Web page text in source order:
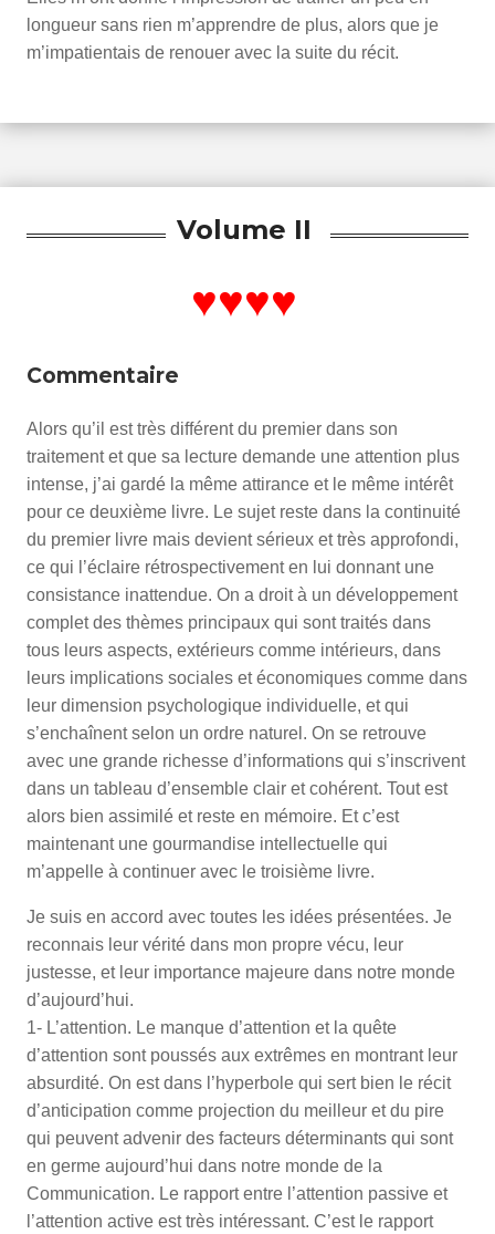
longueur sans rien m’apprendre de plus, alors que je
m’impatientais de renouer avec la suite du récit.
Volume II
♥♥♥♥
Commentaire
Alors qu’il est très différent du premier dans son
traitement et que sa lecture demande une attention plus
intense, j’ai gardé la même attirance et le même intérêt
pour ce deuxième livre. Le sujet reste dans la continuité
du premier livre mais devient sérieux et très approfondi,
ce qui l’éclaire rétrospectivement en lui donnant une
consistance inattendue. On a droit à un développement
complet des thèmes principaux qui sont traités dans
tous leurs aspects, extérieurs comme intérieurs, dans
leurs implications sociales et économiques comme dans
leur dimension psychologique individuelle, et qui
s’enchaînent selon un ordre naturel. On se retrouve
avec une grande richesse d’informations qui s’inscrivent
dans un tableau d’ensemble clair et cohérent. Tout est
alors bien assimilé et reste en mémoire. Et c’est
maintenant une gourmandise intellectuelle qui
m’appelle à continuer avec le troisième livre.
Je suis en accord avec toutes les idées présentées. Je
reconnais leur vérité dans mon propre vécu, leur
justesse, et leur importance majeure dans notre monde
d’aujourd’hui.
1- L’attention. Le manque d’attention et la quête
d’attention sont poussés aux extrêmes en montrant leur
absurdité. On est dans l’hyperbole qui sert bien le récit
d’anticipation comme projection du meilleur et du pire
qui peuvent advenir des facteurs déterminants qui sont
en germe aujourd’hui dans notre monde de la
Communication. Le rapport entre l’attention passive et
l’attention active est très intéressant. C’est le rapport